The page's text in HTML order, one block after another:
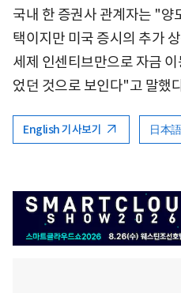
국내 한 증권사 관계자는 "양
택이지만 미국 증시의 추가
세제 인센티브만으로 자금
었던 것으로 보인다"고 말했
English 기사보기 日本